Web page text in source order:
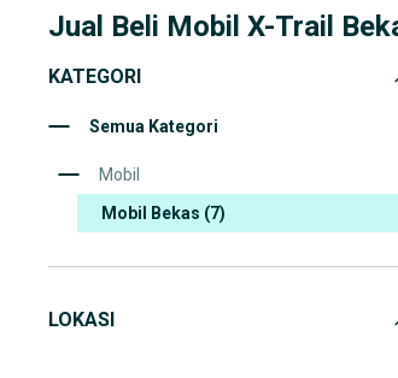
Jual Beli Mobil X-Trail
KATEGORI
Semua Kategori
Mobil
Mobil Bekas (7)
LOKASI